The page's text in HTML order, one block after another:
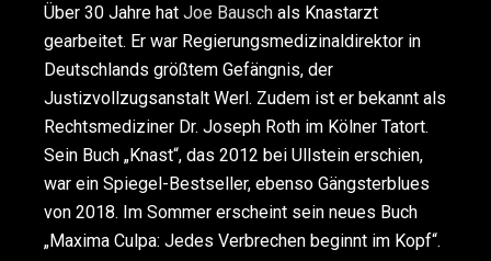
Über 30 Jahre hat Joe Bausch als Knastarzt
gearbeitet. Er war Regierungsmedizinaldirektor in
Deutschlands größtem Gefängnis, der
Justizvollzugsanstalt Werl. Zudem ist er bekannt als
Rechtsmediziner Dr. Joseph Roth im Kölner Tatort.
Sein Buch „Knast“, das 2012 bei Ullstein erschien,
war ein Spiegel-Bestseller, ebenso Gängsterblues
von 2018. Im Sommer erscheint sein neues Buch
„Maxima Culpa: Jedes Verbrechen beginnt im Kopf“.